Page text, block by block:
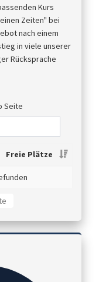
Kurs
Zeiten" bei
nach einem
in viele unserer
Rücksprache
Seite
Freie Plätze